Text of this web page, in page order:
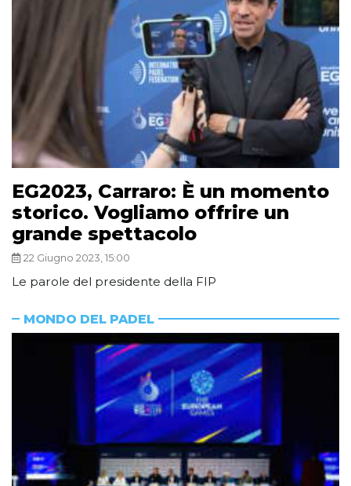
EG2023, Carraro: È un momento
storico. Vogliamo offrire un
grande spettacolo
22 Giugno 2023, 15:00
Le parole del presidente della FIP
MONDO DEL PADEL